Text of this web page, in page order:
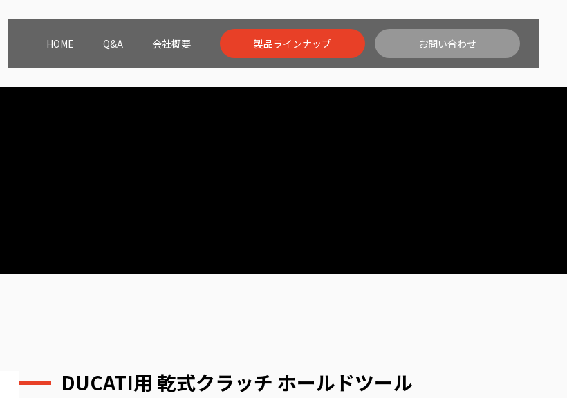
HOME Q&A 会社概要 製品ラインナップ お問い合わせ
DUCATI用 乾式クラッチ ホールドツール